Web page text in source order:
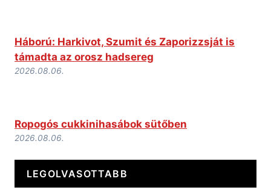
Háború: Harkivot, Szumit és Zaporizzsját is
támadta az orosz hadsereg
2026.08.06.
Ropogós cukkinihasábok sütőben
2026.08.06.
LEGOLVASOTTABB